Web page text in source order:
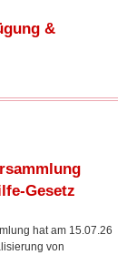
&
Gesetz
hat am 15.07.26
von